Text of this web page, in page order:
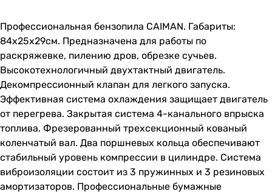
Профессиональная бензопила CAIMAN. Габариты:
84х25х29см. Предназначена для работы по
раскряжевке, пилению дров, обрезке сучьев.
Высокотехнологичный двухтактный двигатель.
Декомпрессионный клапан для легкого запуска.
Эффективная система охлаждения защищает двигатель
от перегрева. Закрытая система 4-канального впрыска
топлива. Фрезерованный трехсекционный кованый
коленчатый вал. Два поршневых кольца обеспечивают
стабильный уровень компрессии в цилиндре. Система
виброизоляции состоит из 3 пружинных и 3 резиновых
амортизаторов. Профессиональные бумажные